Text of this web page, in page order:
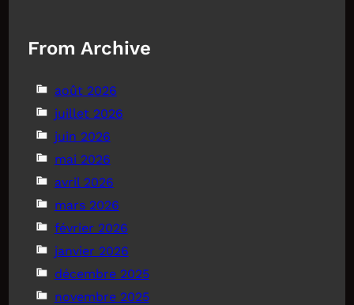
From Archive
août 2026
juillet 2026
juin 2026
mai 2026
avril 2026
mars 2026
février 2026
janvier 2026
décembre 2025
novembre 2025